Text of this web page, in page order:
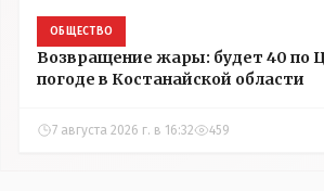
ОБЩЕСТВО
Возвращение жары: будет 40 по
погоде в Костанайской области
7 августа 2026 г. в 16:32 459